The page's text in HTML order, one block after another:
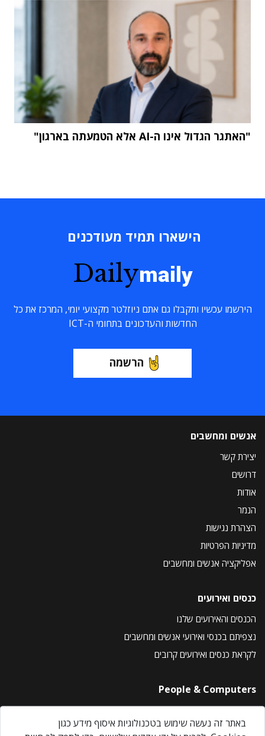
"האתגר הגדול אינו ה-AI אלא הטמעתה בארגון"
הישארו תמיד מעודכנים
Dailymaily
הירשמו עכשיו ותקבלו גם אתם ניוזלטר מקצועי יומי, המרכז את כל
החדשות והעדכונים בתחומי ה-ICT
הרשמה
אנשים ומחשבים
יצירת קשר
דרושים
אודות
הנמר
הצהרת נגישות
מדיניות הפרטיות
אפליקציה אנשים ומחשבים
כנסים ואירועים
הכנסים והאירועים שלנו
נצפיתם בכנסי ואירועי אנשים ומחשבים
לקראת כנסים ואירועים קרובים
People & Computers
About Us
Privacy Policy
באתר זה נעשה שימוש בטכנולוגיות איסוף מידע כגון